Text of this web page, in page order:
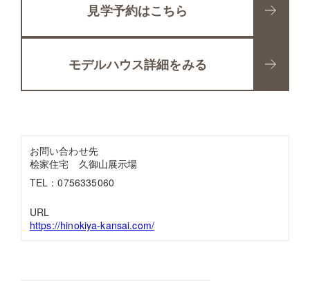
見学予約はこちら
モデルハウス詳細をみる
お問い合わせ先
桧家住宅 久御山展示場
TEL：0756335060
URL
https://hinokiya-kansai.com/